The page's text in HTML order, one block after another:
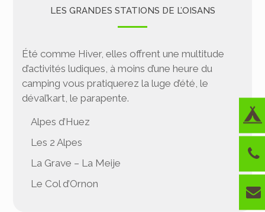
LES GRANDES STATIONS DE L’OISANS
Été comme Hiver, elles offrent une multitude
d’activités ludiques, à moins d’une heure du
camping vous pratiquerez la luge d’été, le
déval’kart, le parapente.
Alpes d’Huez
Les 2 Alpes
La Grave – La Meije
Le Col d’Ornon